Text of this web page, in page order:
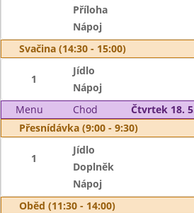
Příloha
Nápoj
Svačina (14:30 - 15:00)
1
Jídlo
Nápoj
Menu
Chod
Čtvrtek 18.
Přesnídávka (9:00 - 9:30)
1
Jídlo
Doplněk
Nápoj
Oběd (11:30 - 14:00)